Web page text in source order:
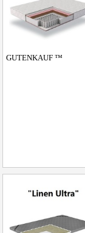
GUTENKAUF ™